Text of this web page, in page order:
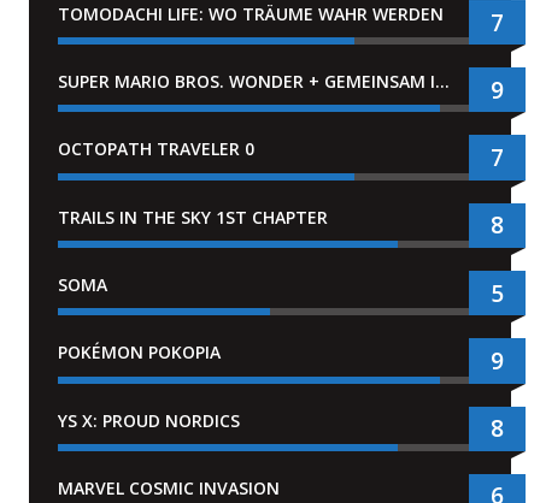
TOMODACHI LIFE: WO TRÄUME WAHR WERDEN 7
SUPER MARIO BROS. WONDER + GEMEINSAM IM BELLABEL-PARK 9
OCTOPATH TRAVELER 0 7
TRAILS IN THE SKY 1ST CHAPTER 8
SOMA 5
POKÉMON POKOPIA 9
YS X: PROUD NORDICS 8
MARVEL COSMIC INVASION 6